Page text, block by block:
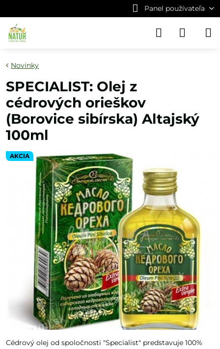
Panel používateľa
AKCIA
Novinky
SPECIALIST: Olej z
cédrových orieškov
(Borovice sibírska) Altajský
100ml
Cédrový olej od spoločnosti "Specialist" predstavuje 100%